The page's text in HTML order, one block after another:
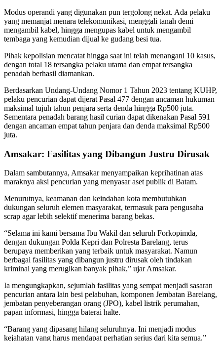
Modus operandi yang digunakan pun tergolong nekat. Ada pelaku
yang memanjat menara telekomunikasi, menggali tanah demi
mengambil kabel, hingga mengupas kabel untuk mengambil
tembaga yang kemudian dijual ke gudang besi tua.
Pihak kepolisian mencatat hingga saat ini telah menangani 10 kasus,
dengan total 18 tersangka pelaku utama dan empat tersangka
penadah berhasil diamankan.
Berdasarkan Undang-Undang Nomor 1 Tahun 2023 tentang KUHP,
pelaku pencurian dapat dijerat Pasal 477 dengan ancaman hukuman
maksimal tujuh tahun penjara serta denda hingga Rp500 juta.
Sementara penadah barang hasil curian dapat dikenakan Pasal 591
dengan ancaman empat tahun penjara dan denda maksimal Rp500
juta.
Amsakar: Fasilitas yang Dibangun Justru Dirusak
Dalam sambutannya, Amsakar menyampaikan keprihatinan atas
maraknya aksi pencurian yang menyasar aset publik di Batam.
Menurutnya, keamanan dan keindahan kota membutuhkan
dukungan seluruh elemen masyarakat, termasuk para pengusaha
scrap agar lebih selektif menerima barang bekas.
“Selama ini kami bersama Ibu Wakil dan seluruh Forkopimda,
dengan dukungan Polda Kepri dan Polresta Barelang, terus
berupaya memberikan yang terbaik untuk masyarakat. Namun
berbagai fasilitas yang dibangun justru dirusak oleh tindakan
kriminal yang merugikan banyak pihak,” ujar Amsakar.
Ia mengungkapkan, sejumlah fasilitas yang sempat menjadi sasaran
pencurian antara lain besi pelabuhan, komponen Jembatan Barelang,
jembatan penyeberangan orang (JPO), kabel listrik perumahan,
papan informasi, hingga baterai halte.
“Barang yang dipasang hilang seluruhnya. Ini menjadi modus
kejahatan yang harus mendapat perhatian serius dari kita semua,”